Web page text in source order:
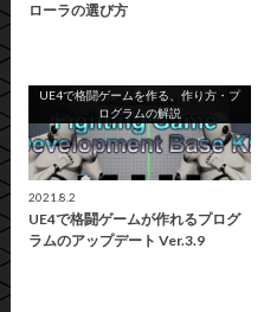
ローラの選び方
UE4で格闘ゲームを作る、作り方・プ
ログラムの解説
2021.8.2
UE4で格闘ゲームが作れるプログ
ラムのアップデート Ver.3.9